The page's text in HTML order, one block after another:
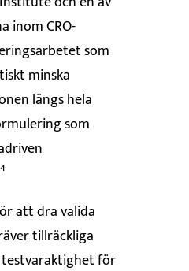
inom CRO-
som
minska
längs hela
som
att dra valida
tillräckliga
för